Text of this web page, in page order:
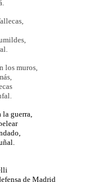
los muros,
la guerra,
de Madrid